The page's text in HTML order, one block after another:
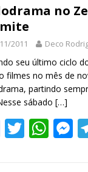
b
o
o
k
er s
p
p
e
g
no
2011 Deco
seu último ciclo
filmes no mês de
partindo
sábado […]
F
ac
T
w
W
h e